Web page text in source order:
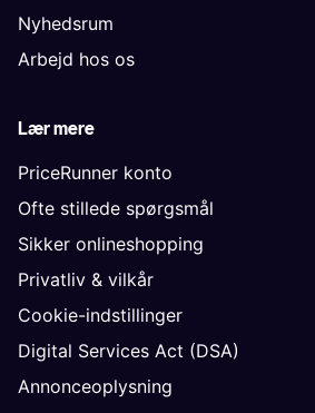
Nyhedsrum
Arbejd hos os
Lær mere
PriceRunner konto
Ofte stillede spørgsmål
Sikker onlineshopping
Privatliv & vilkår
Cookie-indstillinger
Digital Services Act (DSA)
Annonceoplysning